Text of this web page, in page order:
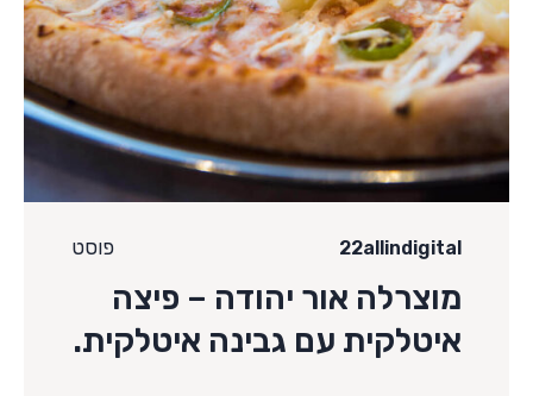
add_circle_outline הגדלת גופן
spellcheck גופן קריא
ניגודיות בהירה
ניגודיות כהה
הוסף קו תחתון לקישורים
22allindigital פוסט
מוצרלה אור יהודה – פיצה
איטלקית עם גבינה איטלקית.